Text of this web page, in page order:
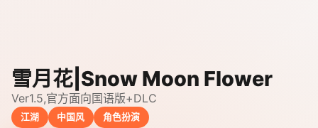
雪月花|Snow Moon Flower
Ver1.5,官方面向国语版+DLC
江湖 中国风 角色扮演